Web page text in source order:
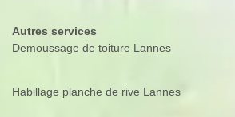
Autres services
Demoussage de toiture Lannes
Habillage planche de rive Lannes